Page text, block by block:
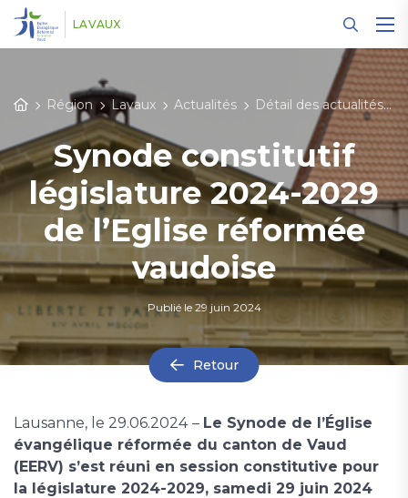
LAVAUX
Région Lavaux Actualités Détail des actualités
Synode constitutif
législature 2024-2029
de l’Eglise réformée
vaudoise
Publié le 29 juin 2024
Retour
Lausanne, le 29.06.2024 – Le Synode de l’Église
évangélique réformée du canton de Vaud
(EERV) s’est réuni en session constitutive pour
la législature 2024-2029, samedi 29 juin 2024
Panneau de gestion des cookies